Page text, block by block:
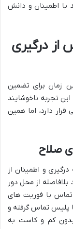
با اطمینان و دانش
از درگیری
زمان برای تضمین
تجربه ناخوشایند
دارد، اما همین
صلاح
و اطمینان از
از محل دور
تماس با فوریت های
با پلیس تماس گرفته و
کم و کاست به